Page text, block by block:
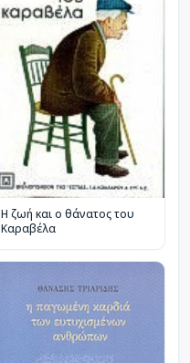
Η ζωή και ο θάνατος του
Καραβέλα